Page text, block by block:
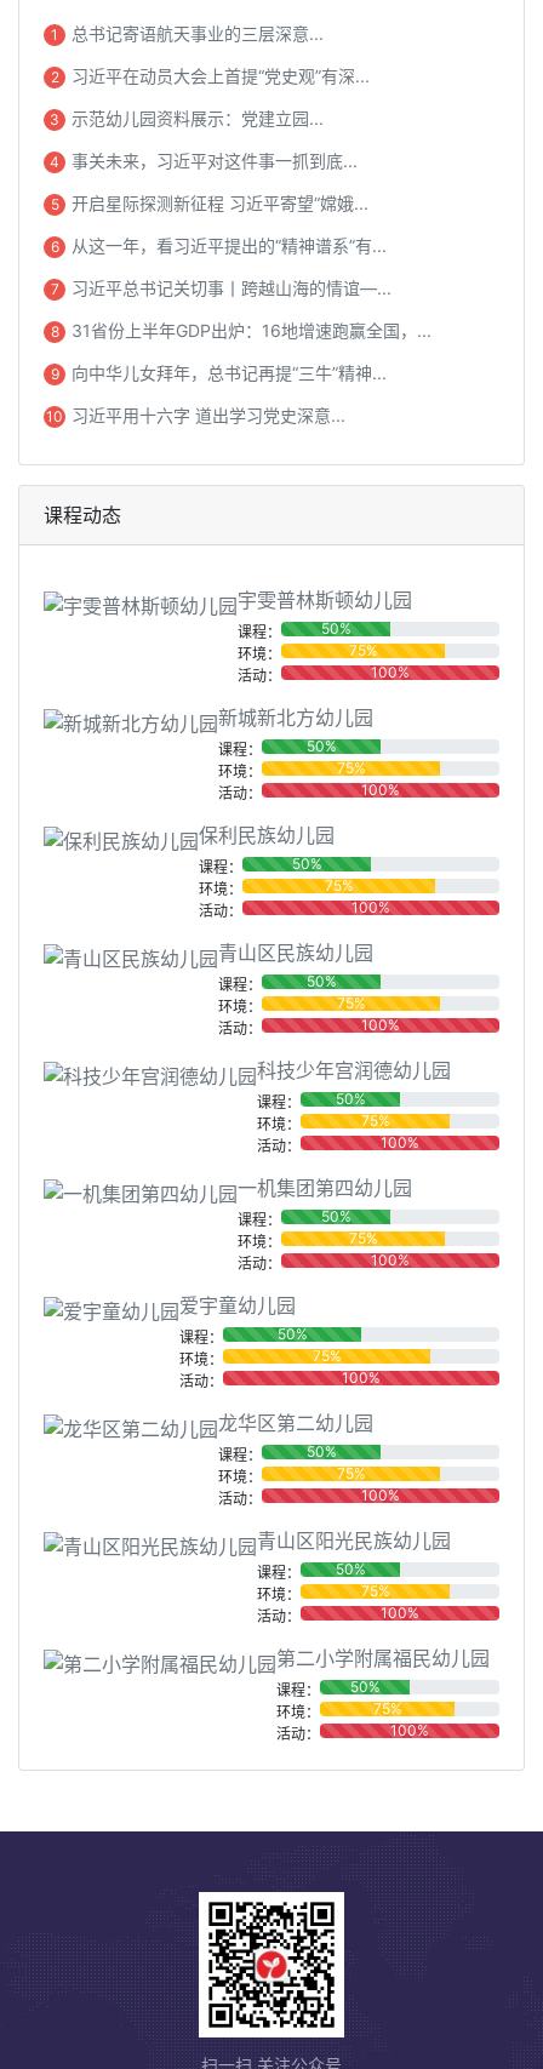
1 总书记寄语航天事业的三层深意...
2 习近平在动员大会上首提“党史观”有深...
3 示范幼儿园资料展示：党建立园...
4 事关未来，习近平对这件事一抓到底...
5 开启星际探测新征程 习近平寄望“嫦娥...
6 从这一年，看习近平提出的“精神谱系”有...
7 习近平总书记关切事丨跨越山海的情谊—...
8 31省份上半年GDP出炉：16地增速跑赢全国，...
9 向中华儿女拜年，总书记再提“三牛”精神...
10 习近平用十六字 道出学习党史深意...
课程动态
宇雯普林斯顿幼儿园
课程：
50%
环境：
75%
活动：
100%
新城新北方幼儿园
课程：
50%
环境：
75%
活动：
100%
保利民族幼儿园
课程：
50%
环境：
75%
活动：
100%
青山区民族幼儿园
课程：
50%
环境：
75%
活动：
100%
科技少年宫润德幼儿园
课程：
50%
环境：
75%
活动：
100%
一机集团第四幼儿园
课程：
50%
环境：
75%
活动：
100%
爱宇童幼儿园
课程：
50%
环境：
75%
活动：
100%
龙华区第二幼儿园
课程：
50%
环境：
75%
活动：
100%
青山区阳光民族幼儿园
课程：
50%
环境：
75%
活动：
100%
第二小学附属福民幼儿园
课程：
50%
环境：
75%
活动：
100%